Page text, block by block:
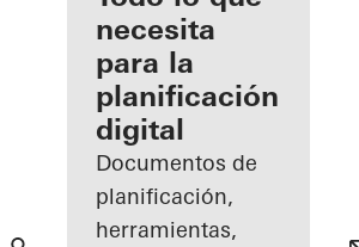
registrado
Descubre
mi área
de
trabajo
necesita
para la
planificación
digital
Documentos de
planificación,
herramientas,